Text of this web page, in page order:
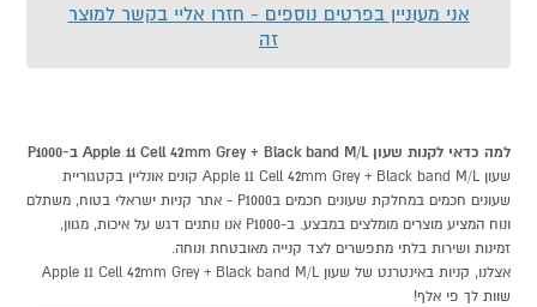
אני מעוניין בפרטים נוספים - חזרו אליי בקשר למוצר
זה
למה כדאי לקנות שעון Apple 11 Cell 42mm Grey + Black band M/L ב-P1000
שעון Apple 11 Cell 42mm Grey + Black band M/L קונים אונליין בקטגוריית
שעונים חכמים במחלקת שעונים חכמים בP1000 - אתר קניות ישראלי בטוח, משתלם
ונוח המציע מוצרים מומלצים במבצע. ב-P1000 אנו נותנים דגש על איכות, מגוון,
זמינות ושירות בלתי מתפשרים לצד קנייה מאובטחת ונוחה.
אצלנו, קניות באינטרנט של שעון Apple 11 Cell 42mm Grey + Black band M/L
שוות לך פי אלף!